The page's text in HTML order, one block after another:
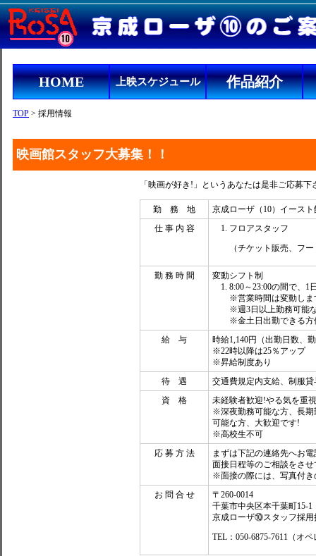
HOME 上映スケジュール 作品紹介
TOP > 採用情報
映画館スタッフ大募集！！
「映画が好き!」というあなたは是非ご応募
勤 務 地
京成ローザ（10）イース
仕 事 内 容
フロアスタッフ
（チケット販売、フ
勤 務 時 間
変動シフト制
8:00～23:00の間で、1
※営業時間は変動しま
※週3日以上勤務可能
※金土日出勤できる方
給 与
時給1,140円（出勤日数、
※22時以降は25％アップ
※昇給制度あり
待 遇
交通費規定内支給、制服貸
資 格
未経験者歓迎!やる気を重
※深夜勤務可能な方、長期
可能な方、大歓迎です!
※高校生不可
応 募 方 法
まずは下記の連絡先へお
面接日程等のご相談をさ
※面接の際には、写真付
お 問 合 せ
〒260-0014
千葉市中央区本千葉町15-1
京成ローザ⑩スタッフ採用
TEL：050-6875-7611（オ